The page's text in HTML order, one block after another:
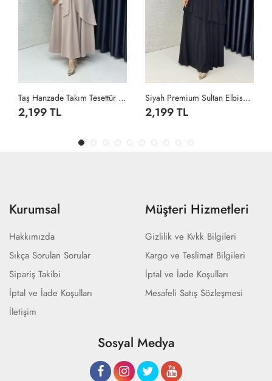
Taş Hanzade Takım Tesettür Giyim Taş Rengi
2,199 TL
Siyah Premium Sultan Elbise Tesettür Giyim Siyah
2,199 TL
Kurumsal
Hakkımızda
Sıkça Sorulan Sorular
Sipariş Takibi
İptal ve İade Koşulları
İletişim
Müşteri Hizmetleri
Gizlilik ve Kvkk Bilgileri
Kargo ve Teslimat Bilgileri
İptal ve İade Koşulları
Mesafeli Satış Sözleşmesi
Sosyal Medya